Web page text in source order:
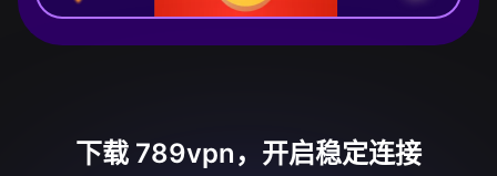
下载 789vpn，开启稳定连接